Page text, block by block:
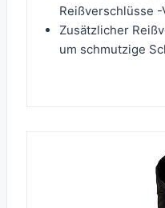
Reißverschlüsse
Zusätzlicher
um schmutzige